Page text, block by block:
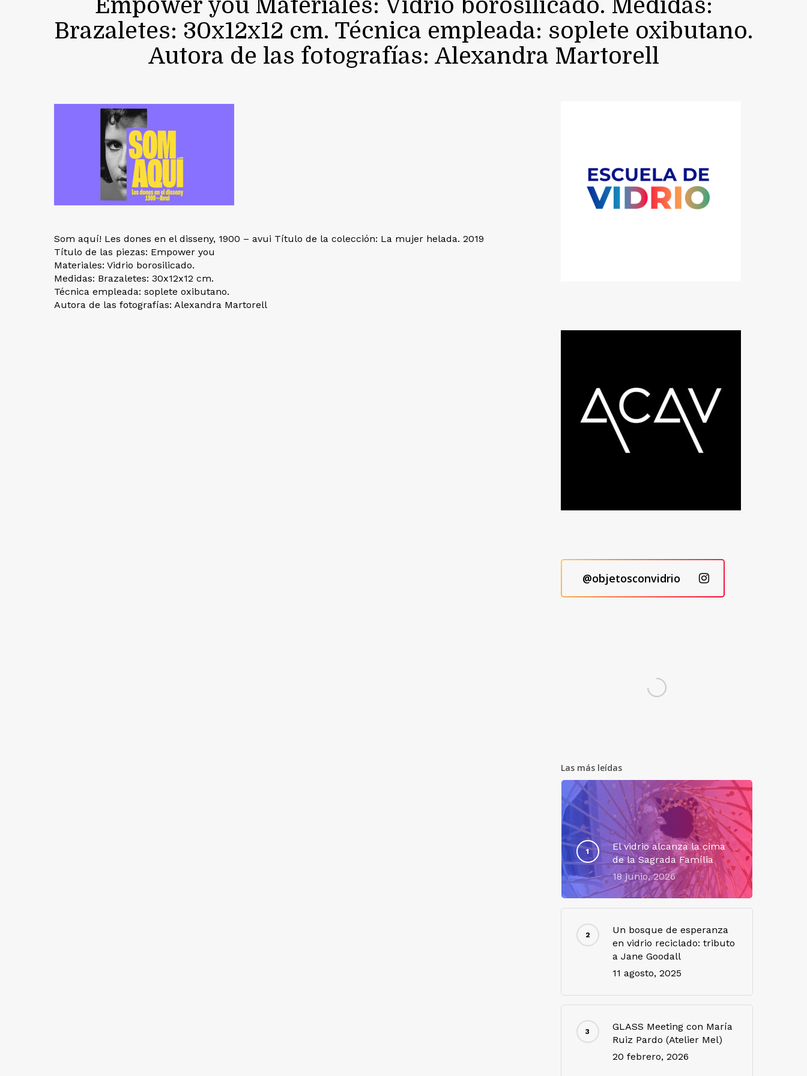
Empower you Materiales: Vidrio borosilicado. Medidas:
Brazaletes: 30x12x12 cm. Técnica empleada: soplete oxibutano.
Autora de las fotografías: Alexandra Martorell
Som aquí! Les dones en el disseny, 1900 – avui Título de la colección: La mujer helada. 2019
Título de las piezas: Empower you
Materiales: Vidrio borosilicado.
Medidas: Brazaletes: 30x12x12 cm.
Técnica empleada: soplete oxibutano.
Autora de las fotografías: Alexandra Martorell
@objetosconvidrio
Las más leídas
El vidrio alcanza la cima
de la Sagrada Família
18 junio, 2026
Un bosque de esperanza
en vidrio reciclado: tributo
a Jane Goodall
11 agosto, 2025
GLASS Meeting con María
Ruiz Pardo (Atelier Mel)
20 febrero, 2026